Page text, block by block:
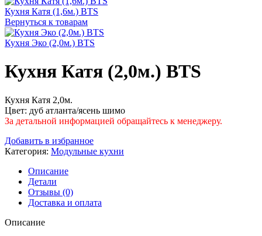
Кухня Катя (1,6м.) BTS
Вернуться к товарам
Кухня Эко (2,0м.) BTS
Кухня Катя (2,0м.) BTS
Кухня Катя 2,0м.
Цвет: дуб атланта/ясень шимо
За детальной информацией обращайтесь к менеджеру.
Добавить в избранное
Категория: Модульные кухни
Описание
Детали
Отзывы (0)
Доставка и оплата
Описание